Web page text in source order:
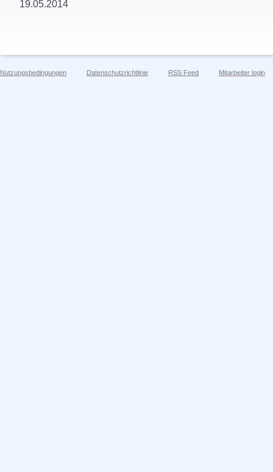
19.05.2014
Nutzungsbedingungen Datenschutzrichtlinie RSS Feed Mitarbeiter login